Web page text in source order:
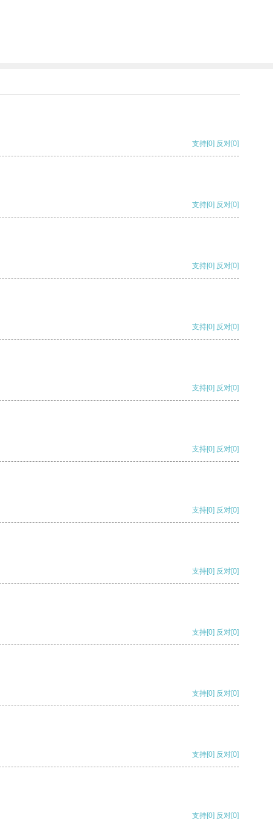
支持[0] 反对[0]
支持[0] 反对[0]
支持[0] 反对[0]
支持[0] 反对[0]
支持[0] 反对[0]
支持[0] 反对[0]
支持[0] 反对[0]
支持[0] 反对[0]
支持[0] 反对[0]
支持[0] 反对[0]
支持[0] 反对[0]
支持[0] 反对[0]